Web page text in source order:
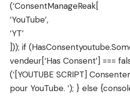
(‘ConsentManageReak[
‘YouTube’,
‘YT’
])); if
vendeur[‘Has Consent’] ===
(‘[YOUTUBE SCRIPT]
pour YouTube. ‘); } else